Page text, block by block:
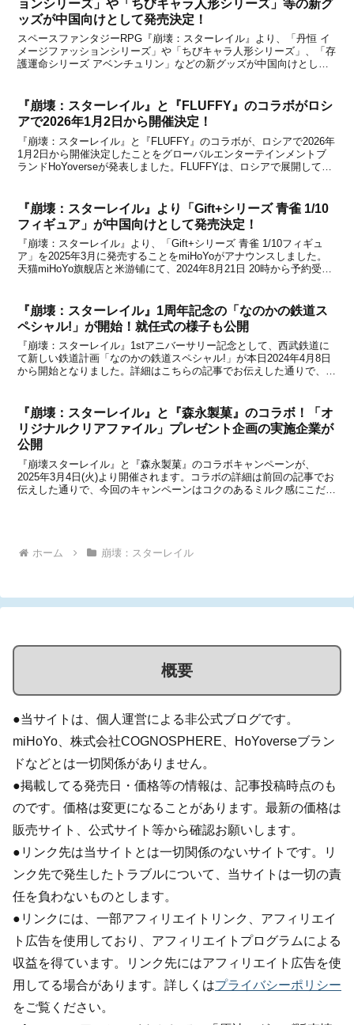
ョンシリーズ」や「ちびキャラ人形シリーズ」等の新グ
ッズが中国向けとして発売決定！
スペースファンタジーRPG『崩壊：スターレイル』より、「丹恒 イ
メージファッションシリーズ」や「ちびキャラ人形シリーズ」、「存
護運命シリーズ アベンチュリン」などの新グッズが中国向けとして
『崩壊：スターレイル』と『FLUFFY』のコラボがロシ
アで2026年1月2日から開催決定！
『崩壊：スターレイル』と『FLUFFY』のコラボが、ロシアで2026年
1月2日から開催決定したことをグローバルエンターテインメントブ
ランドHoYoverseが発表しました。FLUFFYは、ロシアで展開してい
『崩壊：スターレイル』より「Gift+シリーズ 青雀 1/10
フィギュア」が中国向けとして発売決定！
『崩壊：スターレイル』より、「Gift+シリーズ 青雀 1/10フィギュ
ア」を2025年3月に発売することをmiHoYoがアナウンスしました。
天猫miHoYo旗舰店と米游铺にて、2024年8月21日 20時から予約受付
『崩壊：スターレイル』1周年記念の「なのかの鉄道ス
ペシャル!」が開始！就任式の様子も公開
『崩壊：スターレイル』1stアニバーサリー記念として、西武鉄道に
て新しい鉄道計画「なのかの鉄道スペシャル!」が本日2024年4月8日
から開始となりました。詳細はこちらの記事でお伝えした通りで、ラ
『崩壊：スターレイル』と『森永製菓』のコラボ！「オ
リジナルクリアファイル」プレゼント企画の実施企業が
公開
『崩壊スターレイル』と『森永製菓』のコラボキャンペーンが、
2025年3月4日(火)より開催されます。コラボの詳細は前回の記事でお
伝えした通りで、今回のキャンペーンはコクのあるミルク感にこだわ
ホーム 崩壊：スターレイル
概要
●当サイトは、個人運営による非公式ブログです。
miHoYo、株式会社COGNOSPHERE、HoYoverseブラン
ドなどとは一切関係がありません。
●掲載してる発売日・価格等の情報は、記事投稿時点のも
のです。価格は変更になることがあります。最新の価格は
販売サイト、公式サイト等から確認お願いします。
●リンク先は当サイトとは一切関係のないサイトです。リ
ンク先で発生したトラブルについて、当サイトは一切の責
任を負わないものとします。
●リンクには、一部アフィリエイトリンク、アフィリエイ
ト広告を使用しており、アフィリエイトプログラムによる
収益を得ています。リンク先にはアフィリエイト広告を使
用してる場合があります。詳しくはプライバシーポリシー
をご覧ください。